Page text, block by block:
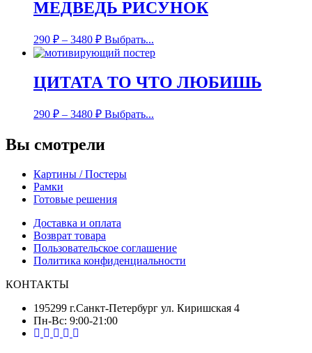
МЕДВЕДЬ РИСУНОК
290 ₽ – 3480 ₽ Выбрать...
ЦИТАТА ТО ЧТО ЛЮБИШЬ
290 ₽ – 3480 ₽ Выбрать...
Вы смотрели
Картины / Постеры
Рамки
Готовые решения
Доставка и оплата
Возврат товара
Пользовательское соглашение
Политика конфиденциальности
КОНТАКТЫ
195299 г.Санкт-Петербург ул. Киришская 4
Пн-Вс: 9:00-21:00